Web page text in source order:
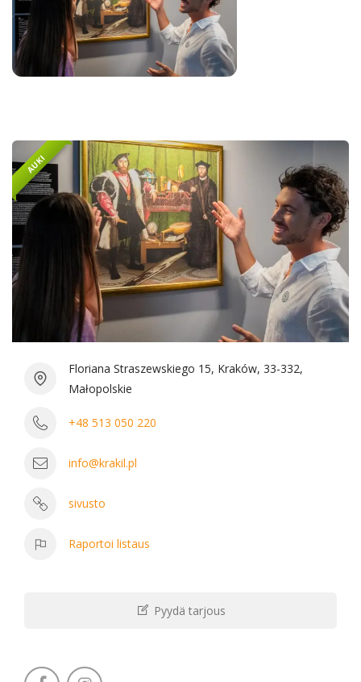
AUKI
Floriana Straszewskiego 15, Kraków, 33-332,
Małopolskie
+48 513 050 220
info@krakil.pl
sivusto
Raportoi listaus
Pyydä tarjous